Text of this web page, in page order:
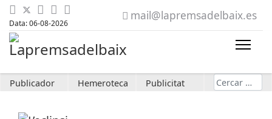
Data: 06-08-2026
mail@lapremsadelbaix.es
Publicador Hemeroteca Publicitat Cerca